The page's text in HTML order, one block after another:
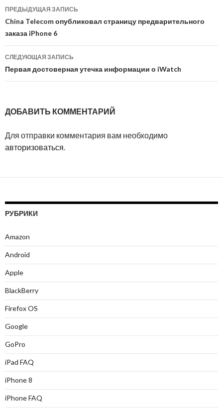
Навигация по записям
ПРЕДЫДУЩАЯ ЗАПИСЬ
China Telecom опубликовал страницу предварительного
заказа iPhone 6
СЛЕДУЮЩАЯ ЗАПИСЬ
Первая достоверная утечка информации о iWatch
ДОБАВИТЬ КОММЕНТАРИЙ
Для отправки комментария вам необходимо
авторизоваться.
РУБРИКИ
Amazon
Android
Apple
BlackBerry
Firefox OS
Google
GoPro
iPad FAQ
iPhone 8
iPhone FAQ